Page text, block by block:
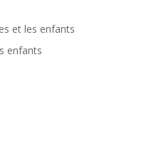
et les enfants
enfants